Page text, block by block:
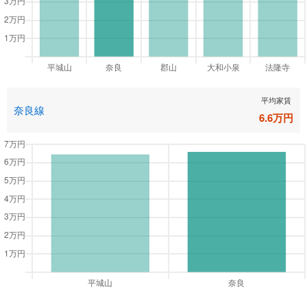
奈良線
平均家賃
6.6万円